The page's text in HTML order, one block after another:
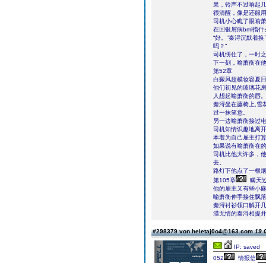
果，铃声不过响起
很清醒，像是还服
司机小心瞧了眼喻
在回银屑病bmi指什
“好。”秦浔沉默着
吗？”
司机愣住了，一时
下一刻，喻萧衡在
第52章
白癜风超模妆容夏
他们初见的玻璃花
人想起喻萧衡的唇。
秦浔坐在藤椅上,雪
过一抹笑意。
另一边喻萧衡接过
司机知情识趣地离
本着为自己雇主打
如果说有喻萧衡在
司机比他大许多，
去。
路灯下他点了一根
第105章
瞒天
他的雇主又有些小
喻萧衡伸手接住飘
秦浔衬衫领口解开
漠无情的秦浔相提
#298379 von heletaj0o4@163.com
IP: saved
052
情报信